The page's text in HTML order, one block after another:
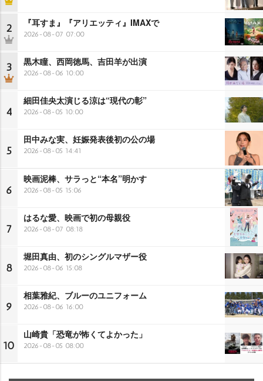
2 『耳すま』『アリエッティ』IMAXで
2026-08-07 07:00
3 黒木瞳、西岡徳馬、吉田羊が出演
2026-08-06 10:00
4
細田佳央太演じる涼は“現代の彰”
2026-08-05 10:00
5
田中みな実、妊娠発表後初の公の場
2026-08-05 14:41
6
映画泥棒、サラっと“本名”明かす
2026-08-05 15:06
7
はるな愛、映画で初の母親役
2026-08-07 08:18
8
堀田真由、初のシングルマザー役
2026-08-06 15:08
9
相葉雅紀、ブルーのユニフォーム
2026-08-06 16:00
10
山崎貴「恐竜が怖くてよかった」
2026-08-05 08:00